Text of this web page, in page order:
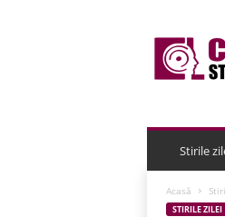
p
d
Stirile
Acasă
STIRILE ZILEI